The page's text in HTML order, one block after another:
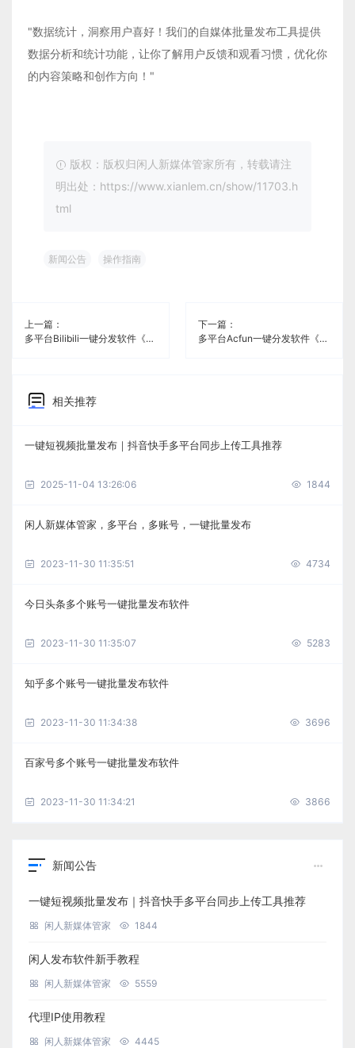
"数据统计，洞察用户喜好！我们的自媒体批量发布工具提供
数据分析和统计功能，让你了解用户反馈和观看习惯，优化你
的内容策略和创作方向！"
版权：版权归闲人新媒体管家所有，转载请注
明出处：https://www.xianlem.cn/show/11703.h
tml
新闻公告 操作指南
上一篇：
多平台Bilibili一键分发软件《闲人新媒体管家》
下一篇：
多平台Acfun一键分发软件《闲人新媒体管家》
相关推荐
一键短视频批量发布｜抖音快手多平台同步上传工具推荐
2025-11-04 13:26:06 1844
闲人新媒体管家，多平台，多账号，一键批量发布
2023-11-30 11:35:51 4734
今日头条多个账号一键批量发布软件
2023-11-30 11:35:07 5283
知乎多个账号一键批量发布软件
2023-11-30 11:34:38 3696
百家号多个账号一键批量发布软件
2023-11-30 11:34:21 3866
新闻公告
一键短视频批量发布｜抖音快手多平台同步上传工具推荐
闲人新媒体管家 1844
闲人发布软件新手教程
闲人新媒体管家 5559
代理IP使用教程
闲人新媒体管家 4445